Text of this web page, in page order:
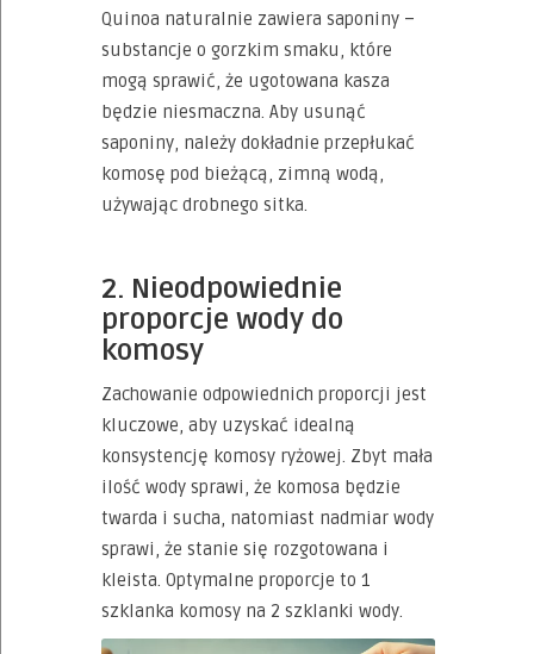
Quinoa naturalnie zawiera saponiny –
substancje o gorzkim smaku, które
mogą sprawić, że ugotowana kasza
będzie niesmaczna. Aby usunąć
saponiny, należy dokładnie przepłukać
komosę pod bieżącą, zimną wodą,
używając drobnego sitka.
2. Nieodpowiednie
proporcje wody do
komosy
Zachowanie odpowiednich proporcji jest
kluczowe, aby uzyskać idealną
konsystencję komosy ryżowej. Zbyt mała
ilość wody sprawi, że komosa będzie
twarda i sucha, natomiast nadmiar wody
sprawi, że stanie się rozgotowana i
kleista. Optymalne proporcje to 1
szklanka komosy na 2 szklanki wody.